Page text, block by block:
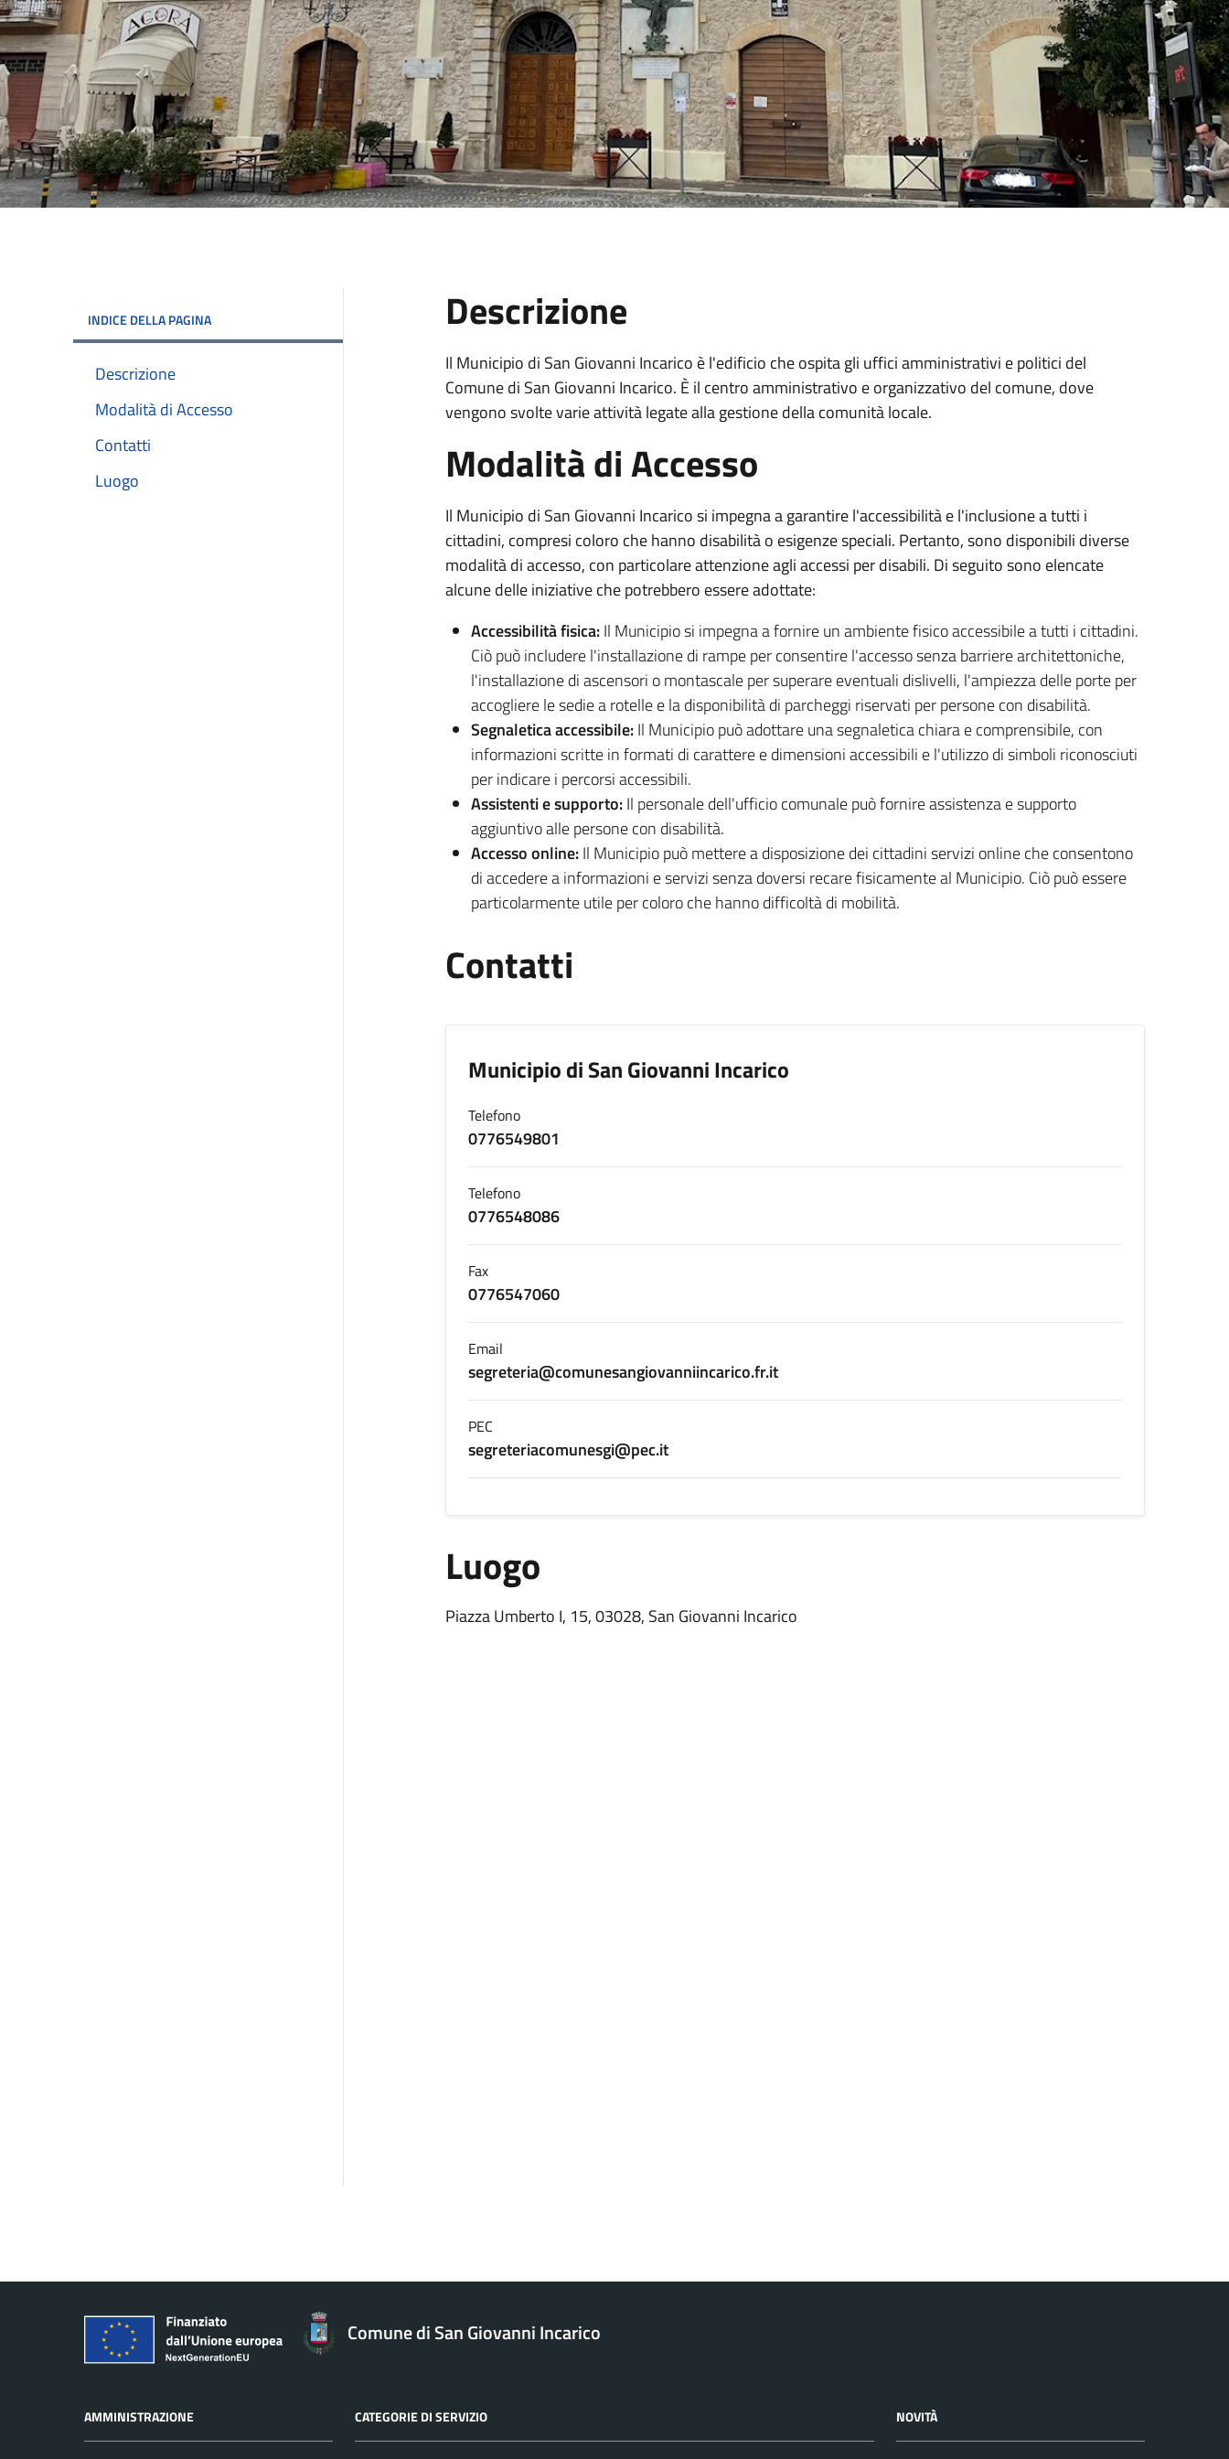
INDICE DELLA PAGINA
Descrizione
Modalità di Accesso
Contatti
Luogo
Descrizione
Il Municipio di San Giovanni Incarico è l'edificio che ospita gli uffici amministrativi e politici del
Comune di San Giovanni Incarico. È il centro amministrativo e organizzativo del comune, dove
vengono svolte varie attività legate alla gestione della comunità locale.
Modalità di Accesso
Il Municipio di San Giovanni Incarico si impegna a garantire l'accessibilità e l'inclusione a tutti i
cittadini, compresi coloro che hanno disabilità o esigenze speciali. Pertanto, sono disponibili diverse
modalità di accesso, con particolare attenzione agli accessi per disabili. Di seguito sono elencate
alcune delle iniziative che potrebbero essere adottate:
Accessibilità fisica:Il Municipio si impegna a fornire un ambiente fisico accessibile a tutti i cittadini.
Ciò può includere l'installazione di rampe per consentire l'accesso senza barriere architettoniche,
l'installazione di ascensori o montascale per superare eventuali dislivelli, l'ampiezza delle porte per
accogliere le sedie a rotelle e la disponibilità di parcheggi riservati per persone con disabilità.
Segnaletica accessibile:Il Municipio può adottare una segnaletica chiara e comprensibile, con
informazioni scritte in formati di carattere e dimensioni accessibili e l'utilizzo di simboli riconosciuti
per indicare i percorsi accessibili.
Assistenti e supporto:Il personale dell'ufficio comunale può fornire assistenza e supporto
aggiuntivo alle persone con disabilità.
Accesso online:Il Municipio può mettere a disposizione dei cittadini servizi online che consentono
di accedere a informazioni e servizi senza doversi recare fisicamente al Municipio. Ciò può essere
particolarmente utile per coloro che hanno difficoltà di mobilità.
Contatti
Municipio di San Giovanni Incarico
Telefono
0776549801
Telefono
0776548086
Fax
0776547060
Email
segreteria@comunesangiovanniincarico.fr.it
PEC
segreteriacomunesgi@pec.it
Luogo
Piazza Umberto I, 15, 03028, San Giovanni Incarico
Comune di San Giovanni Incarico
AMMINISTRAZIONE CATEGORIE DI SERVIZIO NOVITÀ